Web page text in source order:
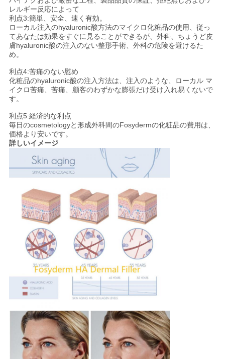
レルギー反応によって
利点3:簡単、安全、速く有効。
ローカル注入のhyaluronic酸方法のマイクロ化粧品の使用、従っ
てあなたは効果をすぐに見ることができるが、外科、ちょうど皮
膚hyaluronic酸の注入のない整形手術、外科の危険を避けるた
め。
利点4:苦痛のない慰め
化粧品のhyaluronic酸の注入方法は、注入のような、ローカル マ
イクロ苦痛、苦痛、顧客のわずかな膨張だけ受け入れ易くないで
す。
利点5:経済的な利点
毎日のcosmetologyと形成外科間のFosydermの化粧品の費用は、
価格より安いです。
詳しいイメージ